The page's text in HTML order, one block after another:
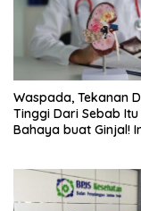
Waspada, Tekanan
Tinggi Dari Sebab Itu
Bahaya buat Ginjal!